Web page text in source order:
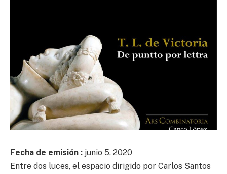
Fecha de emisión : junio 5, 2020
Entre dos luces, el espacio dirigido por Carlos Santos